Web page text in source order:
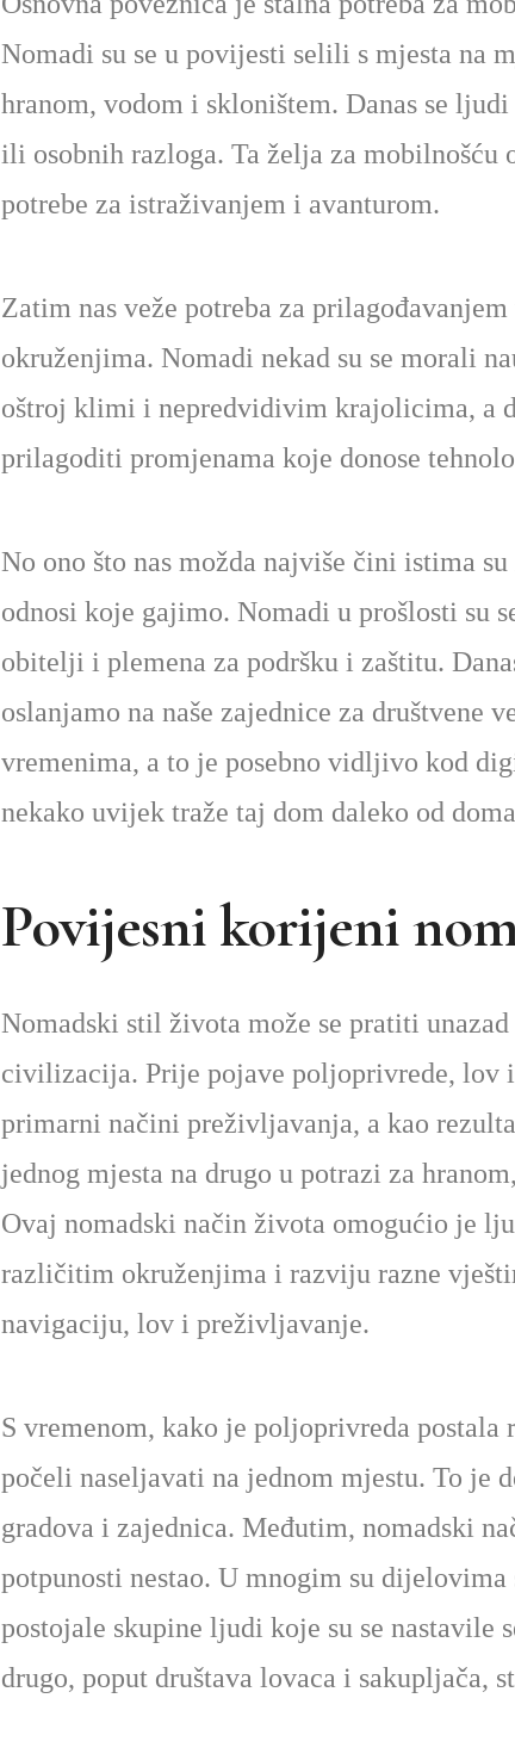
Nomadi su se u povijesti selili s mjesta na
hranom, vodom i skloništem. Danas se ljudi
ili osobnih razloga. Ta želja za mobilnošću
potrebe za istraživanjem i avanturom.
Zatim nas veže potreba za
okruženjima. Nomadi nekad su se morali
oštroj klimi i nepredvidivim krajolicima, a
prilagoditi promjenama koje donose
No ono što nas možda najviše čini istima
odnosi koje gajimo. Nomadi u prošlosti su
obitelji i plemena za podršku i zaštitu.
oslanjamo na naše zajednice za društvene
vremenima, a to je posebno vidljivo kod
nekako uvijek traže taj dom daleko od
Povijesni korijeni
Nomadski stil života može se pratiti
civilizacija. Prije pojave poljoprivrede, lov
primarni načini preživljavanja, a kao
jednog mjesta na drugo u potrazi za
Ovaj nomadski način života omogućio je
različitim okruženjima i razviju razne
navigaciju, lov i preživljavanje.
S vremenom, kako je poljoprivreda postala
počeli naseljavati na jednom mjestu. To je
gradova i zajednica. Međutim, nomadski
potpunosti nestao. U mnogim su
postojale skupine ljudi koje su se nastavile
drugo, poput društava lovaca i sakupljača,